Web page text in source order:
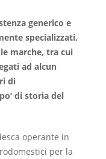
generico e
specializzati,
marche, tra cui
ad alcun
di
di storia del
operante in
per la